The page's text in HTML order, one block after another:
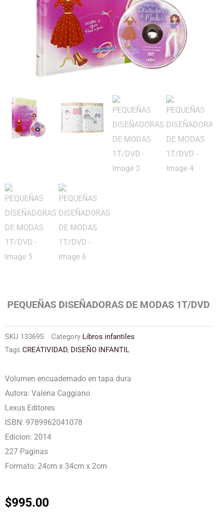
PEQUEÑAS DISEÑADORAS DE MODAS 1T/DVD
SKU 13369S Category Libros infantiles
Tags CREATIVIDAD, DISEÑO INFANTIL
Volumen encuadernado en tapa dura
Autora: Valeria Caggiano
Lexus Editores
ISBN: 9789962041078
Edicion: 2014
227 Paginas
Formato: 24cm x 34cm x 2cm
$995.00